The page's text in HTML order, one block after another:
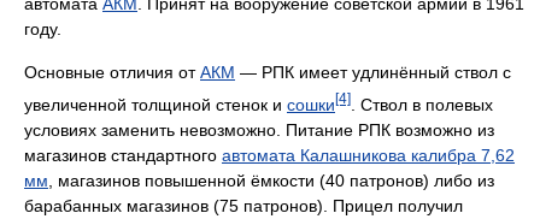
автомата АКМ. Принят на вооружение советской армии в 1961
году.
Основные отличия отАКМ — РПК имеет удлинённый ствол с
увеличенной толщиной стенок и сошки [4]
. Ствол в полевых
условиях заменить невозможно. Питание РПК возможно из
магазинов стандартного автомата Калашникова калибра 7,62
мм , магазинов повышенной ёмкости (40 патронов) либо из
барабанных магазинов (75 патронов). Прицел получил